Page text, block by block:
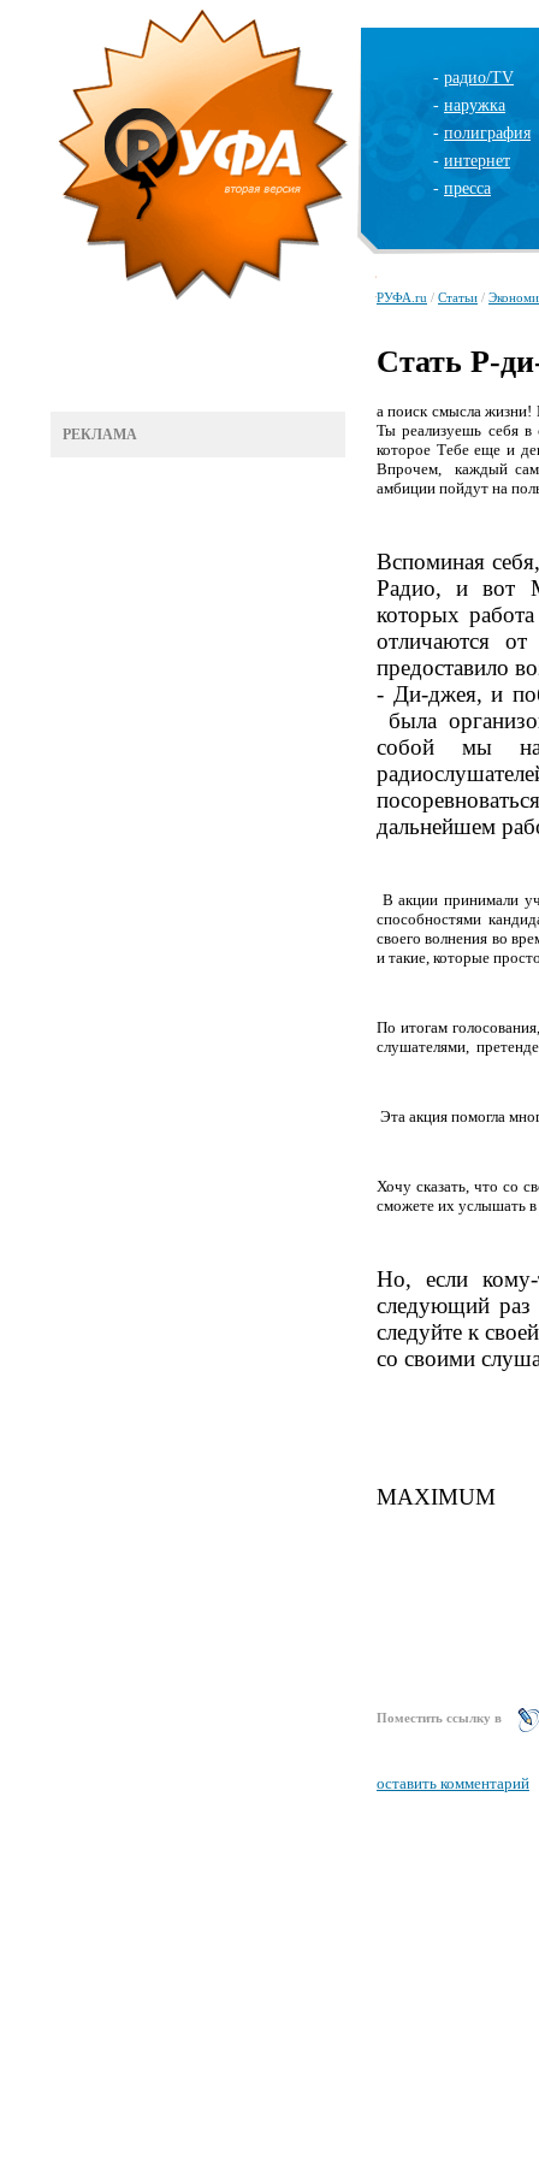
- радио/TV
- наружка
- полиграфия
- интернет
- пресса
РЕКЛАМА
РУФА.ru / Статьи /
Стать Р-
а поиск смысла жизни!
Ты реализуешь себя в
которое Тебе еще и
Впрочем,
каждый
амбиции пойдут на
Вспоминая
Радио, и вот
которых
отличаются
предоставило
- Ди-джея, и
была
собой мы
дальнейшем
В акции принимали
способностями
своего волнения во
и такие, которые
По итогам
слушателями,
Эта акция помогла
Хочу сказать, что со
сможете их услышать
Но, если кому-
следующий раз
следуйте к
со своими
MAXIMUM
Поместить ссылку в
оставить комментарий